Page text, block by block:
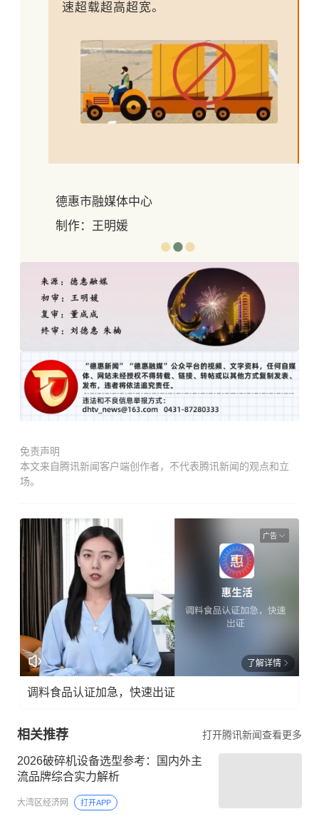
速超载超高超宽。
德惠市融媒体中心
制作：王明媛
免责声明
本文来自腾讯新闻客户端创作者，不代表腾讯新闻的观点和立
场。
广告
了解详情
调料食品认证加急，快速出证
相关推荐 打开腾讯新闻查看更多
2026破碎机设备选型参考：国内外主
流品牌综合实力解析
大湾区经济网 打开APP